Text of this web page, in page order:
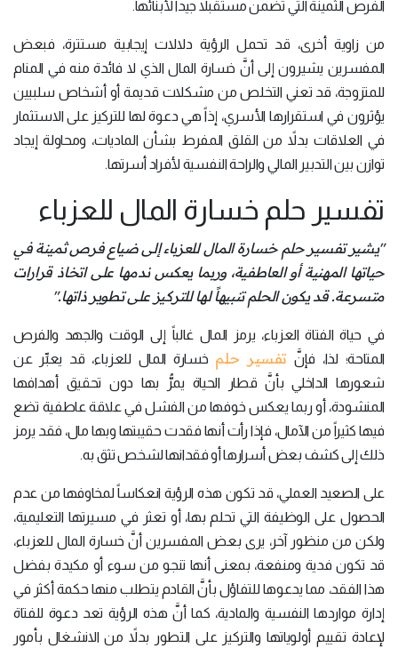
الفرص الثمينة التي تضمن مستقبلاً جيداً لأبنائها.
من زاوية أخرى، قد تحمل الرؤية دلالات إيجابية مستترة، فبعض
المفسرين يشيرون إلى أنَّ خسارة المال الذي لا فائدة منه في المنام
للمتزوجة، قد تعني التخلص من مشكلات قديمة أو أشخاص سلبيين
يؤثرون في استقرارها الأسري، إذاً هي دعوة لها للتركيز على الاستثمار
في العلاقات بدلاً من القلق المفرط بشأن الماديات، ومحاولة إيجاد
توازن بين التدبير المالي والراحة النفسية لأفراد أسرتها.
تفسير حلم خسارة المال للعزباء
"يشير تفسير حلم خسارة المال للعزباء إلى ضياع فرص ثمينة في
حياتها المهنية أو العاطفية، وربما يعكس ندمها على اتخاذ قرارات
متسرعة. قد يكون الحلم تنبيهاً لها للتركيز على تطوير ذاتها."
في حياة الفتاة العزباء، يرمز المال غالباً إلى الوقت والجهد والفرص
المتاحة؛ لذا، فإنَّ تفسير حلم خسارة المال للعزباء، قد يعبِّر عن
شعورها الداخلي بأنَّ قطار الحياة يمرُّ بها دون تحقيق أهدافها
المنشودة، أو ربما يعكس خوفها من الفشل في علاقة عاطفية تضع
فيها كثيراً من الآمال، فإذا رأت أنها فقدت حقيبتها وبها مال، فقد يرمز
ذلك إلى كشف بعض أسرارها أو فقدانها لشخص تثق به.
على الصعيد العملي، قد تكون هذه الرؤية انعكاساً لمخاوفها من عدم
الحصول على الوظيفة التي تحلم بها، أو تعثر في مسيرتها التعليمية،
ولكن من منظور آخر، يرى بعض المفسرين أنَّ خسارة المال للعزباء،
قد تكون فدية ومنفعة، بمعنى أنها تنجو من سوء أو مكيدة بفضل
هذا الفقد، مما يدعوها للتفاؤل بأنَّ القادم يتطلب منها حكمة أكثر في
إدارة مواردها النفسية والمادية، كما أنَّ هذه الرؤية تعد دعوة للفتاة
لإعادة تقييم أولوياتها والتركيز على التطور بدلاً من الانشغال بأمور